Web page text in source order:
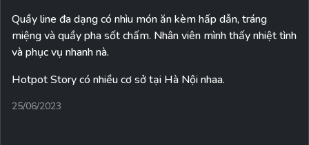
Quầy line đa dạng có nhìu món ăn kèm hấp dẫn, tráng
miệng và quầy pha sốt chấm. Nhân viên mình thấy nhiệt tình
và phục vụ nhanh nà.
Hotpot Story có nhiều cơ sở tại Hà Nội nhaa.
25/06/2023